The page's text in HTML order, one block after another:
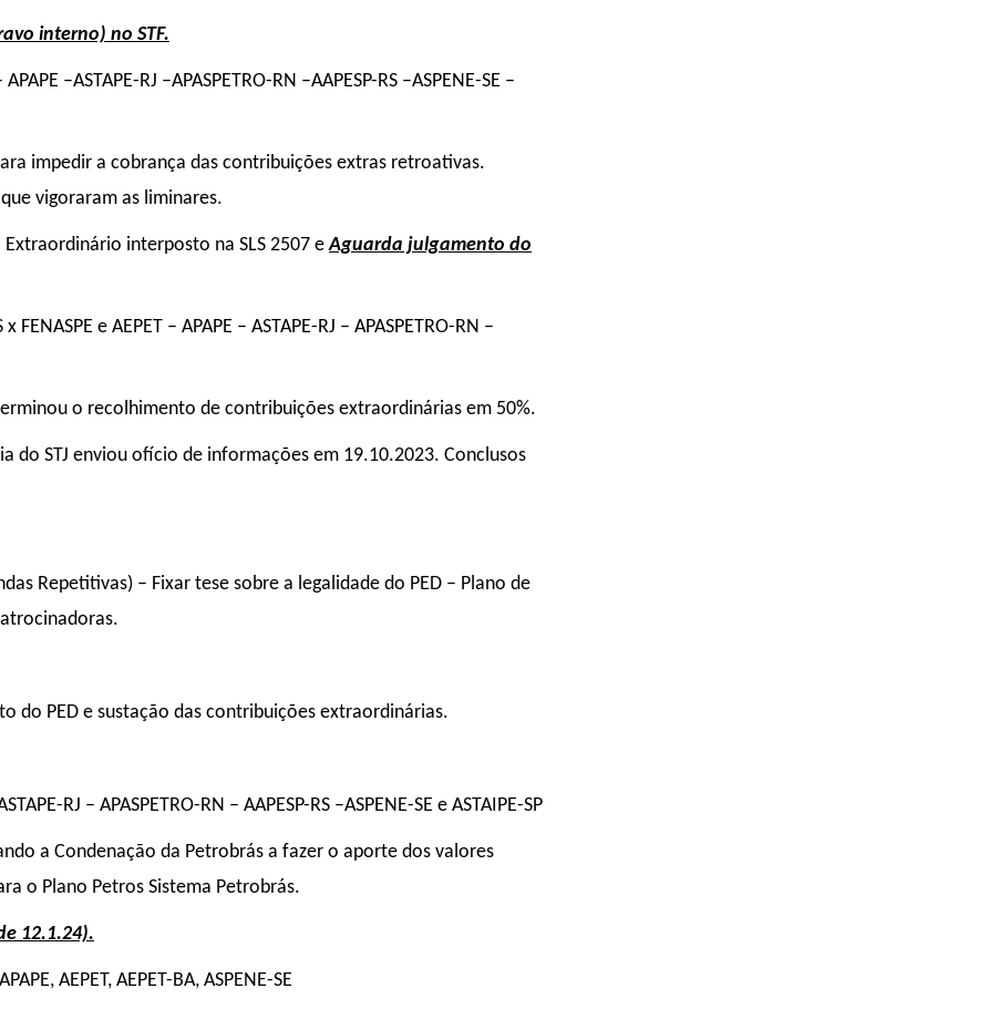
interno) no STF.
–ASTAPE-RJ –APASPETRO-RN –AAPESP-RS –ASPENE-SE –
impedir a cobrança das contribuições extras retroativas.
vigoraram as liminares.
interposto na SLS 2507 eAguarda julgamento do
x FENASPE e AEPET – APAPE – ASTAPE-RJ – APASPETRO-RN –
o recolhimento de contribuições extraordinárias em 50%.
do STJ enviou ofício de informações em 19.10.2023. Conclusos
Repetitivas) – Fixar tese sobre a legalidade do PED – Plano de
do PED e sustação das contribuições extraordinárias.
RJ – APASPETRO-RN – AAPESP-RS –ASPENE-SE e ASTAIPE-SP
a Condenação da Petrobrás a fazer o aporte dos valores
o Plano Petros Sistema Petrobrás.
12.1.24).
AEPET, AEPET-BA, ASPENE-SE